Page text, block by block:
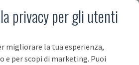
privacy per gli utenti
migliorare la tua esperienza,
e per scopi di marketing. Puoi